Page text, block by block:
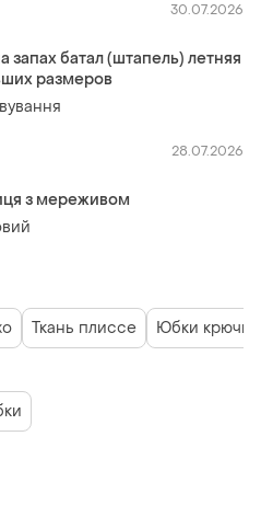
30.07.2026
запах батал (штапель) летняя
размеров
28.07.2026
з мереживом
Ткань плиссе Юбки